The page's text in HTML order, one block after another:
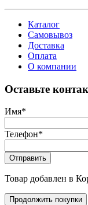
Каталог
Самовывоз
Доставка
Оплата
О компании
Оставьте
Имя*
Телефон*
Отправить
Товар добавлен в
Продолжить покупки